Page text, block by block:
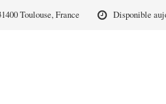
Toulouse, France Disponible